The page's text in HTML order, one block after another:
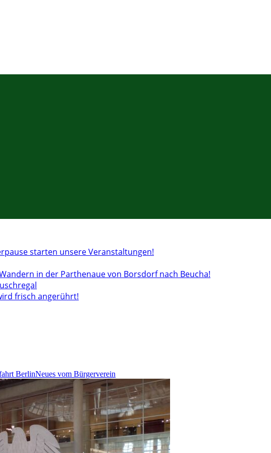
starten unsere Veranstaltungen!
Wandern in der Parthenaue von Borsdorf nach Beucha!
frisch angerührt!
BerlinNeues vom Bürgerverein